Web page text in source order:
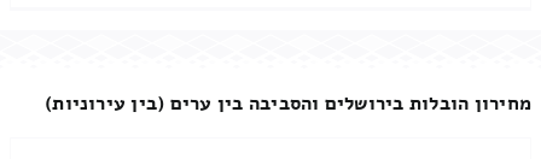
מחירון הובלות בירושלים והסביבה בין ערים (בין עירוניות)